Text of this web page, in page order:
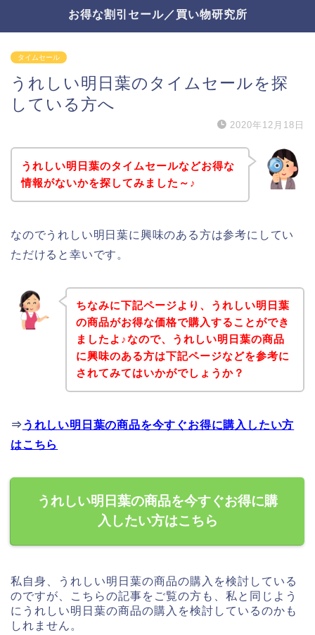
お得な割引セール／買い物研究所
タイムセール
うれしい明日葉のタイムセールを探
している方へ
2020年12月18日
うれしい明日葉のタイムセールなどお得な
情報がないかを探してみました～♪
なのでうれしい明日葉に興味のある方は参考にしてい
ただけると幸いです。
ちなみに下記ページより、うれしい明日葉
の商品がお得な価格で購入することができ
ましたよ♪なので、うれしい明日葉の商品
に興味のある方は下記ページなどを参考に
されてみてはいかがでしょうか？
⇒ うれしい明日葉の商品を今すぐお得に購入したい方
はこちら
うれしい明日葉の商品を今すぐお得に購
入したい方はこちら
私自身、うれしい明日葉の商品の購入を検討している
のですが、こちらの記事をご覧の方も、私と同じよう
にうれしい明日葉の商品の購入を検討しているのかも
しれません。